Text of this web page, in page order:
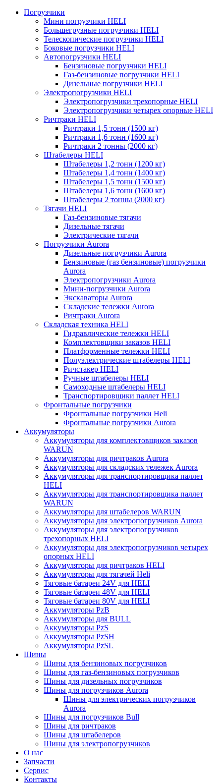
Погрузчики
Мини погрузчики HELI
Большегрузные погрузчики HELI
Телескопические погрузчики HELI
Боковые погрузчики HELI
Автопогрузчики HELI
Бензиновые погрузчики HELI
Газ-бензиновые погрузчики HELI
Дизельные погрузчики HELI
Электропогрузчики HELI
Электропогрузчики трехопорные HELI
Электропогрузчики четырех опорные HELI
Ричтраки HELI
Ричтраки 1,5 тонн (1500 кг)
Ричтраки 1,6 тонн (1600 кг)
Ричтраки 2 тонны (2000 кг)
Штабелеры HELI
Штабелеры 1,2 тонн (1200 кг)
Штабелеры 1,4 тонн (1400 кг)
Штабелеры 1,5 тонн (1500 кг)
Штабелеры 1,6 тонн (1600 кг)
Штабелеры 2 тонны (2000 кг)
Тягачи HELI
Газ-бензиновые тягачи
Дизельные тягачи
Электрические тягачи
Погрузчики Aurora
Дизельные погрузчики Aurora
Бензиновые (газ бензиновые) погрузчики
Aurora
Электропогрузчики Aurora
Мини-погрузчики Aurora
Экскаваторы Aurora
Складские тележки Aurora
Ричтраки Aurora
Складская техника HELI
Гидравлические тележки HELI
Комплектовщики заказов HELI
Платформенные тележки HELI
Полуэлектрические штабелеры HELI
Ричстакер HELI
Ручные штабелеры HELI
Самоходные штабелеры HELI
Транспортировщики паллет HELI
Фронтальные погрузчики
Фронтальные погрузчики Heli
Фронтальные погрузчики Aurora
Аккумуляторы
Аккумуляторы для комплектовщиков заказов
WARUN
Аккумуляторы для ричтраков Aurora
Аккумуляторы для складских тележек Aurora
Аккумуляторы для транспортировщика паллет
HELI
Аккумуляторы для транспортировщика паллет
WARUN
Аккумуляторы для штабелеров WARUN
Аккумуляторы для электропогрузчиков Aurora
Аккумуляторы для электропогрузчиков
трехопорных HELI
Аккумуляторы для электропогрузчиков четырех
опорных HELI
Аккумуляторы для ричтраков HELI
Аккумуляторы для тягачей Heli
Тяговые батареи 24V для HELI
Тяговые батареи 48V для HELI
Тяговые батареи 80V для HELI
Аккумуляторы PzB
Аккумуляторы для BULL
Аккумуляторы PzS
Аккумуляторы PzSH
Аккумуляторы PzSL
Шины
Шины для бензиновых погрузчиков
Шины для газ-бензиновых погрузчиков
Шины для дизельных погрузчиков
Шины для погрузчиков Aurora
Шины для электрических погрузчиков
Aurora
Шины для погрузчиков Bull
Шины для ричтраков
Шины для штабелеров
Шины для электропогрузчиков
О нас
Запчасти
Сервис
Контакты